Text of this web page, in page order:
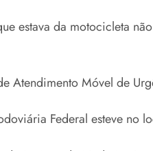
estava da motocicleta
Atendimento Móvel de
Federal esteve no